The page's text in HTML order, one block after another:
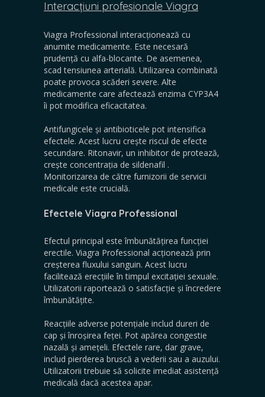
Interacțiuni profesionale Viagra
Viagra Professional interacționează cu
anumite medicamente. Este necesară
prudență cu alfa-blocante. De asemenea,
scad tensiunea arterială. Utilizarea combinată
poate provoca scăderi severe. Alte
medicamente care afectează enzima CYP3A4
îi pot modifica eficacitatea.
Antifungicele și antibioticele pot intensifica
efectele. Acest lucru crește riscul de efecte
secundare. Ritonavir, un inhibitor de protează,
crește concentrația de sildenafil .
Monitorizarea de către furnizorii de servicii
medicale este crucială.
Efectele Viagra Professional
Efectul principal este îmbunătățirea funcției
erectile. Viagra Professional acționează prin
creșterea fluxului sanguin. Acest lucru
facilitează erecțiile în timpul excitației sexuale.
Utilizatorii raportează o satisfacție și încredere
îmbunătățite.
Reacțiile adverse potențiale includ dureri de
cap și înroșirea feței. Pot apărea congestie
nazală și amețeli. Efectele rare, dar grave,
includ pierderea bruscă a vederii sau a auzului.
Utilizatorii trebuie să solicite imediat asistență
medicală dacă acestea apar.